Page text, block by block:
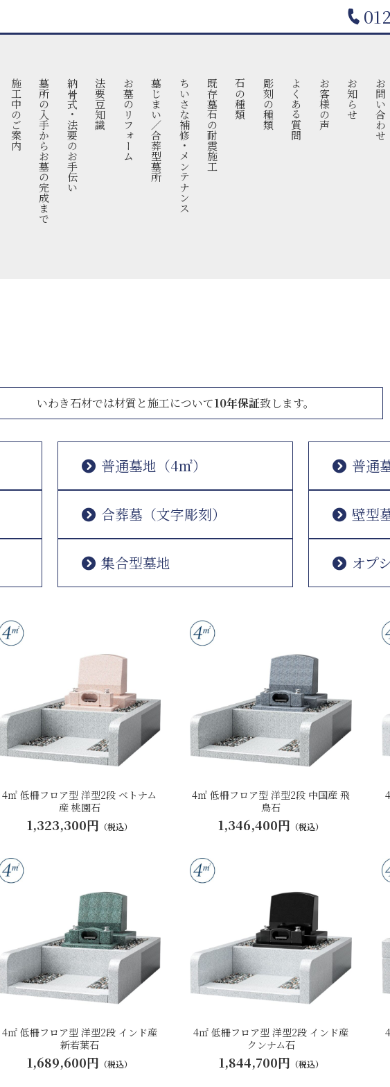
施工中のご案内 墓所の入手からお墓の完成まで納骨式・法要のお手伝い 法要豆知識 お墓のリフォーム 墓じまい／合葬型墓所ちいさな補修・メンテナンス既存墓石の耐震施工 石の種類 彫刻の種類 よくある質問 お客様の声 お知らせ お問い合わせ
いわき石材では材質と施工について10年保証致します。
普通墓地（4㎡） 普通
合葬墓（文字彫刻） 壁型
集合型墓地 オプ
4㎡ 低柵フロア型 洋型2段 ベトナム
産 桃園石
1,323,300円 （税込）
4㎡ 低柵フロア型 洋型2段 中国産 飛
鳥石
1,346,400円 （税込）
4㎡ 低柵フロア型 洋型2段 インド産
新若葉石
1,689,600円 （税込）
4㎡ 低柵フロア型 洋型2段 インド産
クンナム石
1,844,700円 （税込）